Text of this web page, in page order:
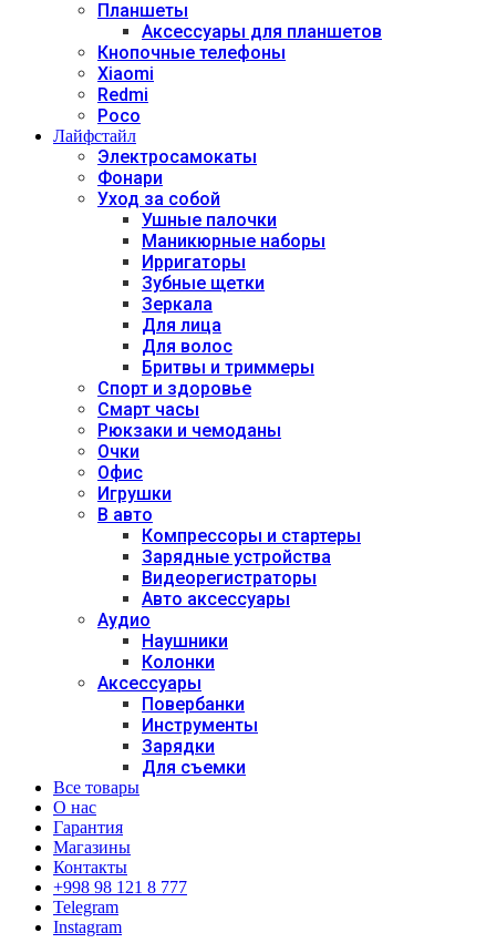
Планшеты
Аксессуары для планшетов
Кнопочные телефоны
Xiaomi
Redmi
Poco
Лайфстайл
Электросамокаты
Фонари
Уход за собой
Ушные палочки
Маникюрные наборы
Ирригаторы
Зубные щетки
Зеркала
Для лица
Для волос
Бритвы и триммеры
Спорт и здоровье
Смарт часы
Рюкзаки и чемоданы
Очки
Офис
Игрушки
В авто
Компрессоры и стартеры
Зарядные устройства
Видеорегистраторы
Авто аксессуары
Аудио
Наушники
Колонки
Аксессуары
Повербанки
Инструменты
Зарядки
Для съемки
Все товары
О нас
Гарантия
Магазины
Контакты
+998 98 121 8 777
Telegram
Instagram